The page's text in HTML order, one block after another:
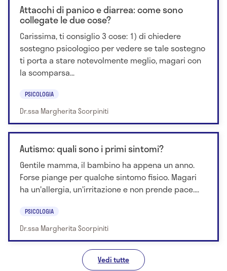
Attacchi di panico e diarrea: come sono
collegate le due cose?
Carissima, ti consiglio 3 cose: 1) di chiedere
sostegno psicologico per vedere se tale sostegno
ti porta a stare notevolmente meglio, magari con
la scomparsa...
PSICOLOGIA
Dr.ssa Margherita Scorpiniti
Autismo: quali sono i primi sintomi?
Gentile mamma, il bambino ha appena un anno.
Forse piange per qualche sintomo fisico. Magari
ha un'allergia, un'irritazione e non prende pace....
PSICOLOGIA
Dr.ssa Margherita Scorpiniti
Vedi tutte